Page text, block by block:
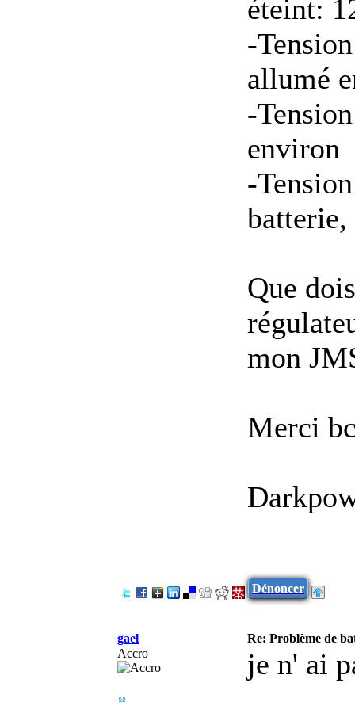
éteint:
-
allumé
-
environ
-
batterie,
Que
mon
Merci
Dénoncer
gael
Re: Problème de
Accro
je n' ai